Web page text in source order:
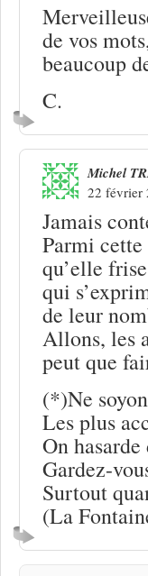
de vos
beaucoup
C.
Michel
22 février
Jamais
Parmi
qu’elle
qui
de leur
Allons, les
peut que
(*)Ne
Les plus
On
Gardez-
Surtout
(La